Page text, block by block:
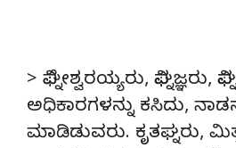
> ವಿಘ್ನೇಶ್ವರಯ್ಯರು, ವಿಘ್ನಜ್ಞರು,
ಅಧಿಕಾರಗಳನ್ನು ಕಸಿದು,
ಮಾಡಿಡುವರು. ಕೃತಘ್ನರು,